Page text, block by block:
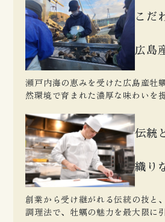
こだ
広島
瀬戸内海の恵みを受けた広島産牡
然環境で育まれた濃厚な味わいを
伝統
織り
創業から受け継がれる伝統の技と
調理法で、牡蠣の魅力を最大限に